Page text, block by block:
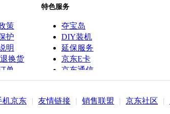
策
护
明
换货
单
特色服务
夺宝岛
DIY装机
延保服务
京东E卡
京东通信
京鱼座智能
机京东 | 友情链接 | 销售联盟 | 京东社区 |